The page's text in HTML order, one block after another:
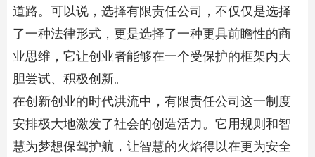
道路。可以说，选择有限责任公司，不仅仅是选择
了一种法律形式，更是选择了一种更具前瞻性的商
业思维，它让创业者能够在一个受保护的框架内大
胆尝试、积极创新。
在创新创业的时代洪流中，有限责任公司这一制度
安排极大地激发了社会的创造活力。它用规则和智
慧为梦想保驾护航，让智慧的火焰得以在更为安全